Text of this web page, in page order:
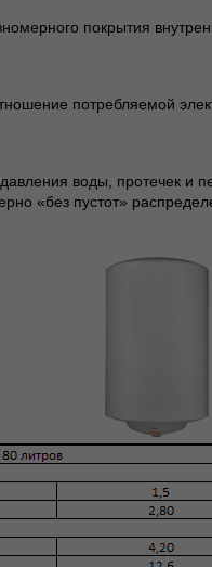
покрытия
потребляемой
воды, протечек и
«без пустот»